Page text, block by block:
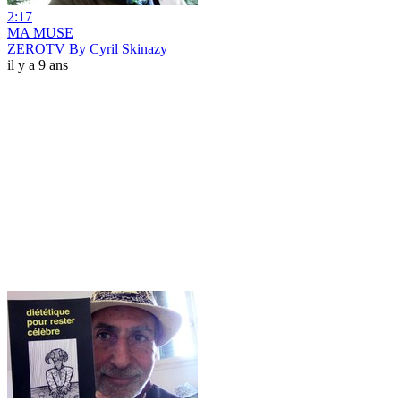
2:17
MA MUSE
ZEROTV By Cyril Skinazy
il y a 9 ans